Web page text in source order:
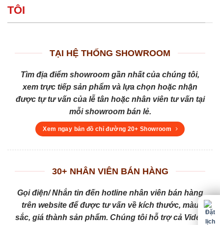
TÔI
TẠI HỆ THỐNG SHOWROOM
Tìm địa điểm showroom gần nhất của chúng tôi,
xem trực tiếp sản phẩm và lựa chọn hoặc nhận
được tự tư vấn của lễ tân hoặc nhân viên tư vấn tại
mỗi showroom bán lẻ.
Xem ngay bản đồ chỉ đường 20+ Showroom
30+ NHÂN VIÊN BÁN HÀNG
Gọi điện/ Nhắn tin đến hotline nhân viên bán hàng
trên website để được tư vấn về kích thước, màu
sắc, giá thành sản phẩm. Chúng tôi hỗ trợ cả Video